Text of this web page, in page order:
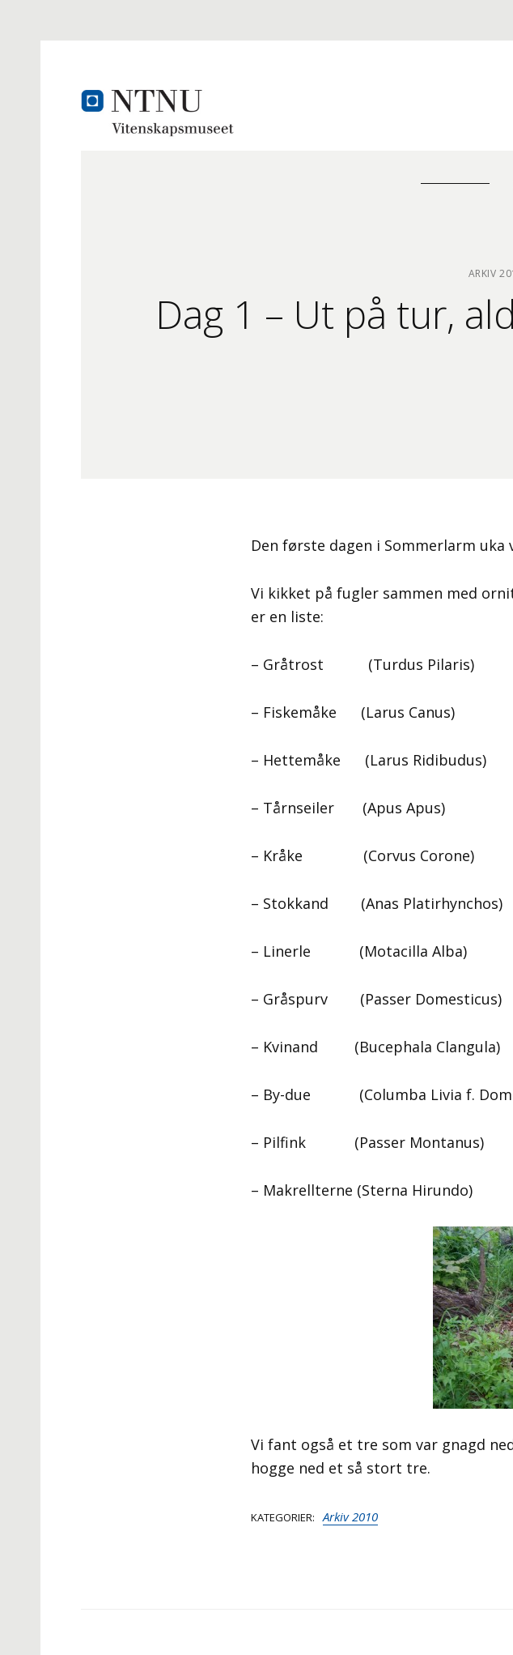
ARKIV
Dag 1 – Ut på tur,
Den første dagen i Sommerlarm uka
Vi kikket på fugler sammen med
er en liste:
– Gråtrost (Turdus Pilaris)
– Fiskemåke (Larus Canus)
– Hettemåke (Larus Ridibudus)
– Tårnseiler (Apus Apus)
– Kråke (Corvus Corone)
– Stokkand (Anas Platirhynchos)
– Linerle (Motacilla Alba)
– Gråspurv (Passer Domesticus)
– Kvinand (Bucephala Clangula)
– By-due (Columba Livia f.
– Pilfink (Passer Montanus)
– Makrellterne (Sterna Hirundo)
Vi fant også et tre som var gnagd
hogge ned et så stort tre.
KATEGORIER Arkiv 2010